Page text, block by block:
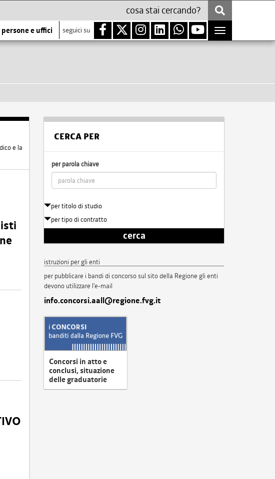
persone e uffici seguici su
Toggle
navigation
e la
CERCA PER
per parola chiave
per titolo di studio
per tipo di contratto
cerca
istruzioni per gli enti
per pubblicare i bandi di concorso sul sito della Regione gli enti
devono utilizzare l'e-mail
info.concorsi.aall@regione.fvg.it
Concorsi in atto e
conclusi, situazione
delle graduatorie